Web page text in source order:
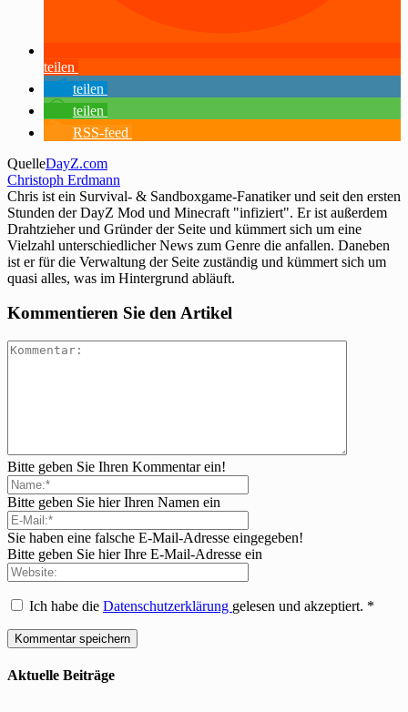
teilen
teilen
teilen
RSS-feed
QuelleDayZ.com
Christoph Erdmann
Chris ist ein Survival- & Sandboxgame-Fanatiker und seit den ersten
Stunden der DayZ Mod und Minecraft "infiziert". Er ist außerdem
Drahtzieher und Gründer der Seite und kümmert sich um eine
Vielzahl unterschiedlicher News zum Genre die anfallen. Daneben
ist er für die Verwaltung der Seite zuständig und kümmert sich um
quasi alles, was im Hintergrund abläuft.
Kommentieren Sie den Artikel
Bitte geben Sie Ihren Kommentar ein!
Bitte geben Sie hier Ihren Namen ein
Sie haben eine falsche E-Mail-Adresse eingegeben!
Bitte geben Sie hier Ihre E-Mail-Adresse ein
Ich habe die Datenschutzerklärung gelesen und akzeptiert. *
Aktuelle Beiträge